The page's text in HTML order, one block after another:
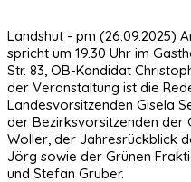
Landshut - pm (26.09.2025)
spricht um 19.30 Uhr im
Str. 83, OB-Kandidat
der Veranstaltung ist die
Landesvorsitzenden Gisela
der Bezirksvorsitzenden der
Woller, der Jahresrückblick
Jörg sowie der Grünen
und Stefan Gruber.